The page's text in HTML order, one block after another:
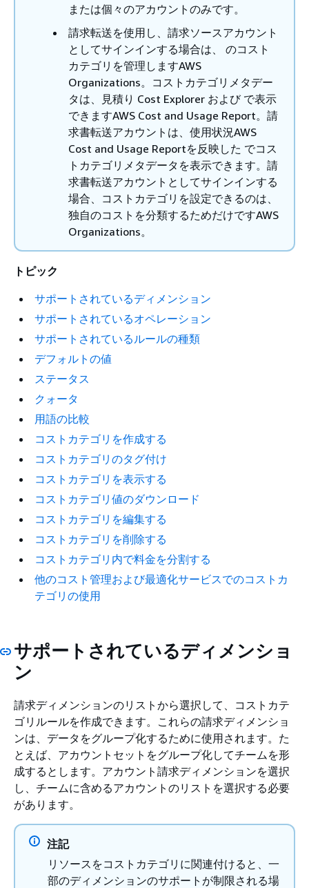
または個々のアカウントのみです。
請求転送を使用し、請求ソースアカウント
としてサインインする場合は、 のコスト
カテゴリを管理しますAWS
Organizations。コストカテゴリメタデー
タは、見積り Cost Explorer および で表示
できますAWS Cost and Usage Report。請
求書転送アカウントは、使用状況AWS
Cost and Usage Reportを反映した でコス
トカテゴリメタデータを表示できます。請
求書転送アカウントとしてサインインする
場合、コストカテゴリを設定できるのは、
独自のコストを分類するためだけですAWS
Organizations。
トピック
サポートされているディメンション
サポートされているオペレーション
サポートされているルールの種類
デフォルトの値
ステータス
クォータ
用語の比較
コストカテゴリを作成する
コストカテゴリのタグ付け
コストカテゴリを表示する
コストカテゴリ値のダウンロード
コストカテゴリを編集する
コストカテゴリを削除する
コストカテゴリ内で料金を分割する
他のコスト管理および最適化サービスでのコストカ
テゴリの使用
サポートされているディメンショ
ン
請求ディメンションのリストから選択して、コストカテ
ゴリルールを作成できます。これらの請求ディメンショ
ンは、データをグループ化するために使用されます。た
とえば、アカウントセットをグループ化してチームを形
成するとします。アカウント請求ディメンションを選択
し、チームに含めるアカウントのリストを選択する必要
があります。
注記
リソースをコストカテゴリに関連付けると、一
部のディメンションのサポートが制限される場